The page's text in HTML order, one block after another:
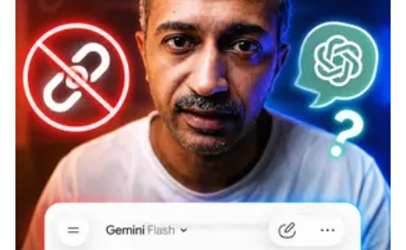
داخل Showman’s Pier، توجه من خلال الأبواب الخلفية على
اليسار حتى تصل إلى منطقة الكواليس. عندما تصل إلى
هناك، ادخل إلى الحمام الموجود في المنطقة. في الداخل،
ستجد Clown Outfit وClown Hat، قم بالتقاطهما.